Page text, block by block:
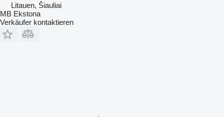
Litauen, Šiauliai
MB Ekstona
Verkäufer kontaktieren